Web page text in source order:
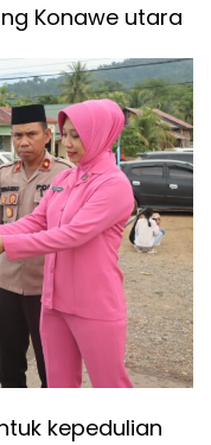
Konawe utara
kepedulian